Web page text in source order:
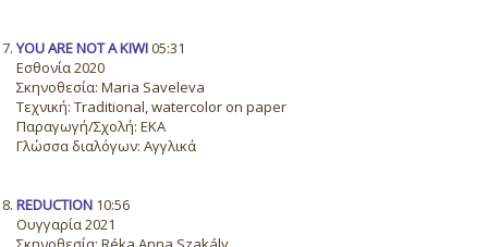
YOU ARE NOT A KIWI05:31
Εσθονία 2020
Σκηνοθεσία: Maria Saveleva
Τεχνική: Traditional, watercolor on paper
Παραγωγή/Σχολή: EKA
Γλώσσα διαλόγων: Αγγλικά
REDUCTION 10:56
Ουγγαρία 2021